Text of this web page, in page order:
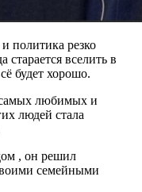
политика резко
старается вселить в
будет хорошо.
любимых и
людей стала
, он решил
семейными